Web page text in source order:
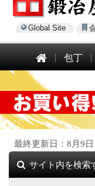
Global Site
包丁
最終更新日：8月9日
サイト内を検索